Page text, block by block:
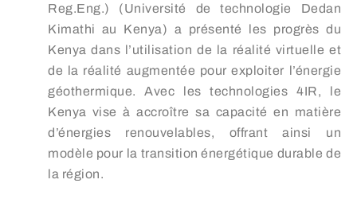
Reg.Eng.) (Université de technologie Dedan
Kimathi au Kenya) a présenté les progrès du
Kenya dans l’utilisation de la réalité virtuelle et
de la réalité augmentée pour exploiter l’énergie
géothermique. Avec les technologies 4IR, le
Kenya vise à accroître sa capacité en matière
d’énergies renouvelables, offrant ainsi un
modèle pour la transition énergétique durable de
la région.